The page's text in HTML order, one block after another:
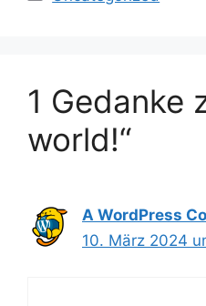
1 Gedanke
world!“
A WordPress
10. März 2024